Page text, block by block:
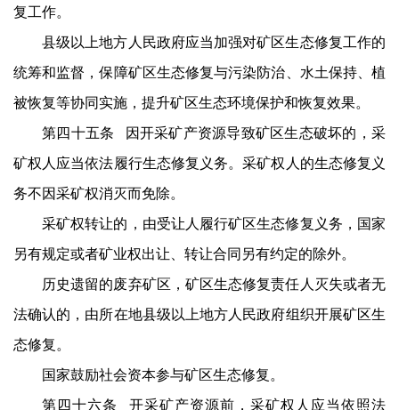
复工作。
县级以上地方人民政府应当加强对矿区生态修复工作的
统筹和监督，保障矿区生态修复与污染防治、水土保持、植
被恢复等协同实施，提升矿区生态环境保护和恢复效果。
第四十五条 因开采矿产资源导致矿区生态破坏的，采
矿权人应当依法履行生态修复义务。采矿权人的生态修复义
务不因采矿权消灭而免除。
采矿权转让的，由受让人履行矿区生态修复义务，国家
另有规定或者矿业权出让、转让合同另有约定的除外。
历史遗留的废弃矿区，矿区生态修复责任人灭失或者无
法确认的，由所在地县级以上地方人民政府组织开展矿区生
态修复。
国家鼓励社会资本参与矿区生态修复。
第四十六条 开采矿产资源前，采矿权人应当依照法